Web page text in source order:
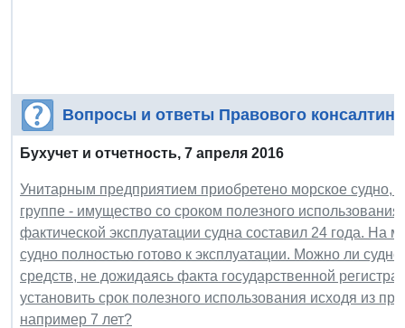
Вопросы и ответы Правового
Бухучет и отчетность, 7 апреля 2016
Унитарным предприятием приобретено морское
группе - имущество со сроком полезного
фактической эксплуатации судна составил 24 года.
судно полностью готово к эксплуатации. Можно ли
средств, не дожидаясь факта государственной
установить срок полезного использования исходя из
например 7 лет?